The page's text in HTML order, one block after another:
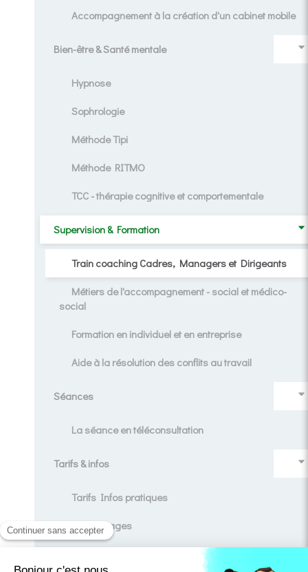
Accompagnement à la création d'un cabinet mobile
Bien-être & Santé mentale
Hypnose
Sophrologie
Méthode Tipi
Méthode RITMO
TCC - thérapie cognitive et comportementale
Supervision & Formation
Train coaching Cadres, Managers et Dirigeants
Métiers de l'accompagnement - social et médico-
social
Formation en individuel et en entreprise
Aide à la résolution des conflits au travail
Séances
La séance en téléconsultation
Tarifs & infos
Tarifs Infos pratiques
Témoignages